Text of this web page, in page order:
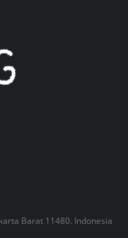
Barat 11480. Indonesia